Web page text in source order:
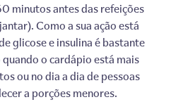
minutos antes das refeições
Como a sua ação está
glicose e insulina é bastante
o cardápio está mais
ou no dia a dia de pessoas
a porções menores.